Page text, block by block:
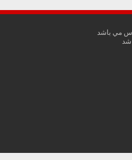
مي باشد
شد